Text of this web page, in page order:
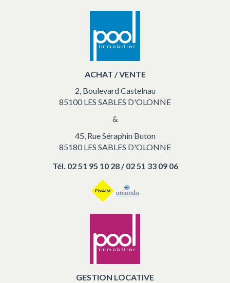
ACHAT / VENTE
2, Boulevard Castelnau
85100 LES SABLES D'OLONNE
&
45, Rue Séraphin Buton
85180 LES SABLES D'OLONNE
Tél. 02 51 95 10 28 / 02 51 33 09 06
GESTION LOCATIVE